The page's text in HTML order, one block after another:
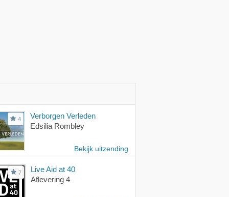
4
Verborgen Verleden
Edsilia Rombley
Bekijk uitzending
7
Live Aid at 40
Aflevering 4